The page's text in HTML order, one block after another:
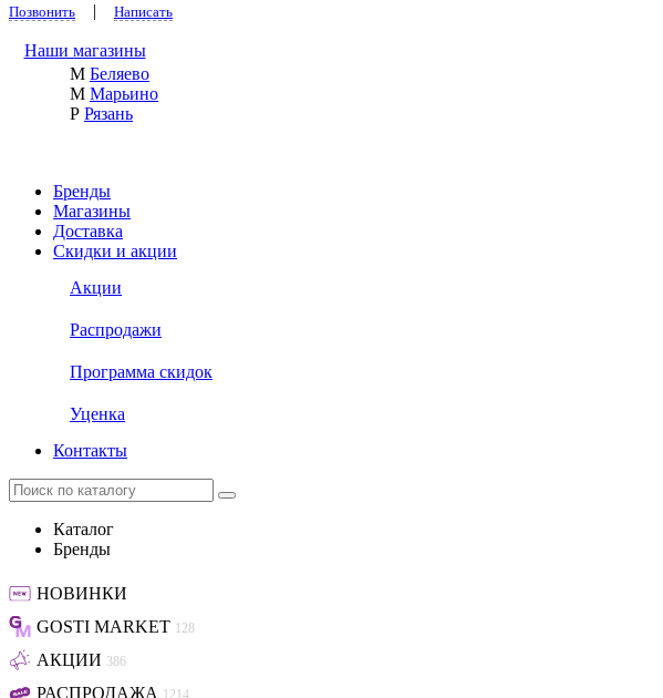
Позвонить | Написать
Наши магазины
М Беляево
М Марьино
Р Рязань
Бренды
Магазины
Доставка
Скидки и акции
Акции
Распродажи
Программа скидок
Уценка
Контакты
Каталог
Бренды
НОВИНКИ
GOSTI MARKET 128
АКЦИИ 386
РАСПРОДАЖА 1214